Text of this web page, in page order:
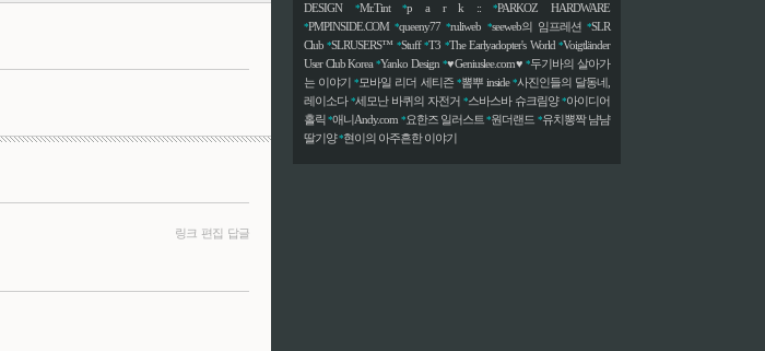
링크 편집 답글
DESIGN
*Mr.Tint *p a r k :: *PARKOZ HARDWARE
*PMPINSIDE.COM *queeny77 *ruliweb *seeweb의 임프레션 *SLR
Club *SLRUSERS™ *Stuff *T3 *The Earlyadopter's World *Voigtländer
User Club Korea *Yanko Design *♥Geniuslee.com♥ *두기바의 살아가
는 이야기 * 모바일 리더 세티즌 *뽐뿌 inside *사진인들의 달동네,
레이소다 *세모난 바퀴의 자전거 *스바스바 슈크림양 *아이디어
홀릭 *애니Andy.com *요한즈 일러스트 *원더랜드 *유치뽕짝 냠냠
딸기양 *현이의 아주흔한 이야기